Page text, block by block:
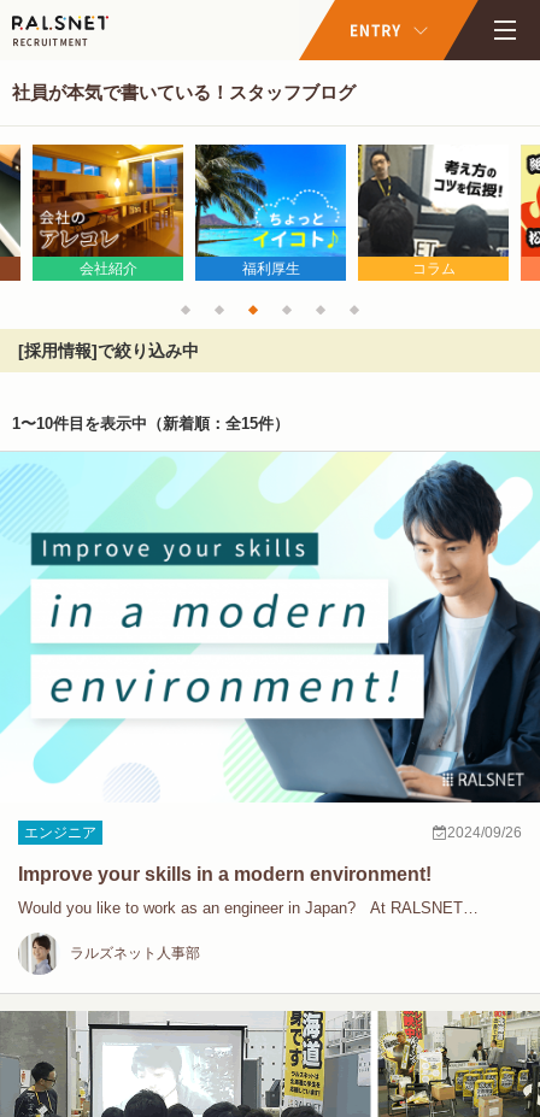
社員が本気で書いている！スタッフブログ
会社紹介 福利厚生 コラム
[採用情報]で絞り込み中
1〜10件目を表示中 （新着順：全15件）
エンジニア 2024/09/26
Improve your skills in a modern environment!
Would you like to work as an engineer in Japan? At RALSNET…
ラルズネット人事部